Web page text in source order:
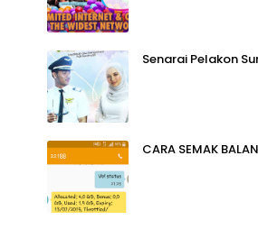
Senarai Pelakon
CARA SEMAK